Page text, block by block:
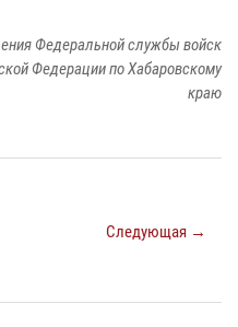
Федеральной службы войск
Федерации по Хабаровскому
краю
Следующая →